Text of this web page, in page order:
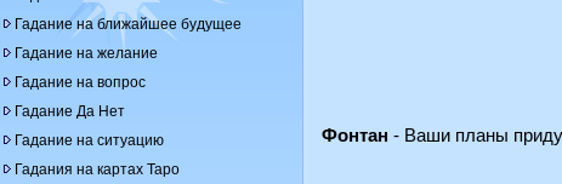
Фонтан - Ваши планы
Гадание на ближайшее будущее
Гадание на желание
Гадание на вопрос
Гадание Да Нет
Гадание на ситуацию
Гадания на картах Таро